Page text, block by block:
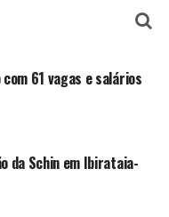
61 vagas e salários
da Schin em Ibirataia-